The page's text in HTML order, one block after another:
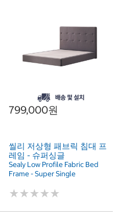
799,000원
씰리 저상형 패브릭 침대 프
레임 - 슈퍼싱글
Sealy Low Profile Fabric Bed
Frame - Super Single
★★★★★
★★★★★